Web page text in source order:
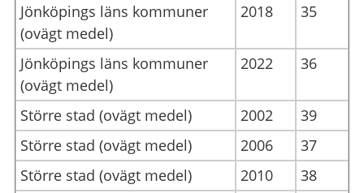
Jönköpings läns kommuner
(ovägt medel)
2018 35
Jönköpings läns kommuner
(ovägt medel)
2022 36
Större stad (ovägt medel) 2002
39
Större stad (ovägt medel)
2006
37
Större stad (ovägt medel)
2010
38